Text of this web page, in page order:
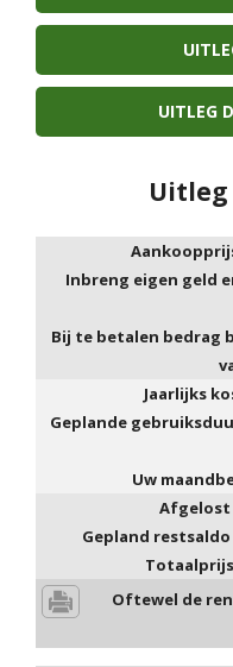
UITLEG
Inbreng eigen geld
Bij te betalen bedrag
Jaarlijks
Geplande
Uw
Afgelost
Gepland restsaldo
Oftewel de